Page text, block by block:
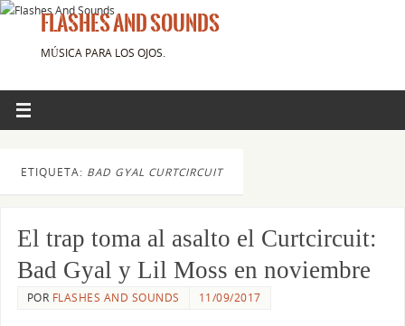
FLASHES AND SOUNDS
MÚSICA PARA LOS OJOS.
ETIQUETA: BAD GYAL CURTCIRCUIT
El trap toma al asalto el Curtcircuit:
Bad Gyal y Lil Moss en noviembre
POR FLASHES AND SOUNDS 11/09/2017